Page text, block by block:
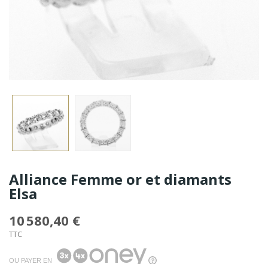
Alliance Femme or et diamants
Elsa
10 580,40 €
TTC
OU PAYER EN